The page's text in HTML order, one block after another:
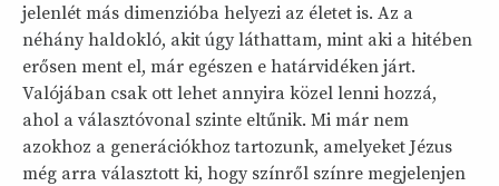
jelenlét más dimenzióba helyezi az életet is. Az a
néhány haldokló, akit úgy láthattam, mint aki a hitében
erősen ment el, már egészen e határvidéken járt.
Valójában csak ott lehet annyira közel lenni hozzá,
ahol a választóvonal szinte eltűnik. Mi már nem
azokhoz a generációkhoz tartozunk, amelyeket Jézus
még arra választott ki, hogy színről színre megjelenjen